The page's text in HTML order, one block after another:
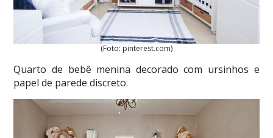
(Foto: pinterest.com)
Quarto de bebê menina decorado com ursinhos e
papel de parede discreto.